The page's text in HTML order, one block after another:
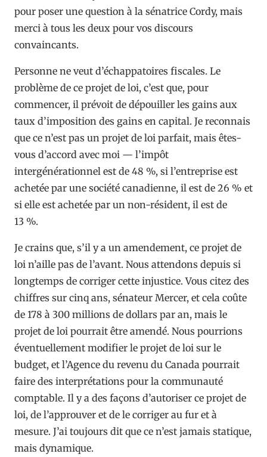
pour poser une question à la sénatrice Cordy, mais
merci à tous les deux pour vos discours
convaincants.
Personne ne veut d’échappatoires fiscales. Le
problème de ce projet de loi, c’est que, pour
commencer, il prévoit de dépouiller les gains aux
taux d’imposition des gains en capital. Je reconnais
que ce n’est pas un projet de loi parfait, mais êtes-
vous d’accord avec moi — l’impôt
intergénérationnel est de 48 %, si l’entreprise est
achetée par une société canadienne, il est de 26 % et
si elle est achetée par un non-résident, il est de
13 %.
Je crains que, s’il y a un amendement, ce projet de
loi n’aille pas de l’avant. Nous attendons depuis si
longtemps de corriger cette injustice. Vous citez des
chiffres sur cinq ans, sénateur Mercer, et cela coûte
de 178 à 300 millions de dollars par an, mais le
projet de loi pourrait être amendé. Nous pourrions
éventuellement modifier le projet de loi sur le
budget, et l’Agence du revenu du Canada pourrait
faire des interprétations pour la communauté
comptable. Il y a des façons d’autoriser ce projet de
loi, de l’approuver et de le corriger au fur et à
mesure. J’ai toujours dit que ce n’est jamais statique,
mais dynamique.